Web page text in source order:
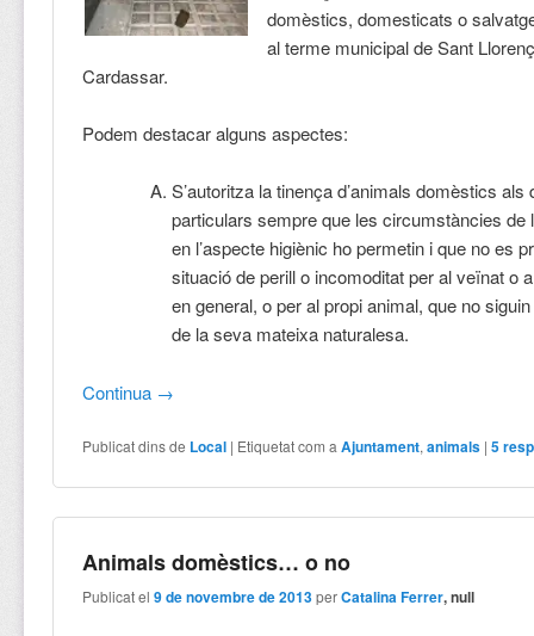
domèstics, domesticats o
al terme municipal de Sant
Cardassar.
Podem destacar alguns aspectes:
S’autoritza la tinença d’animals domèstics als
particulars sempre que les circumstàncies de
en l’aspecte higiènic ho permetin i que no es
situació de perill o incomoditat per al veïnat o
en general, o per al propi animal, que no
de la seva mateixa naturalesa.
Continua →
Publicat dins de Local | Etiquetat com a Ajuntament,animals |5
Animals domèstics… o no
Publicat el9 de novembre de 2013 perCatalina Ferrer, null